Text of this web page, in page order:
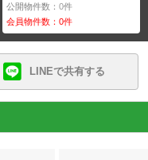
公開物件数：0件
会員物件数：0件
LINEで共有する